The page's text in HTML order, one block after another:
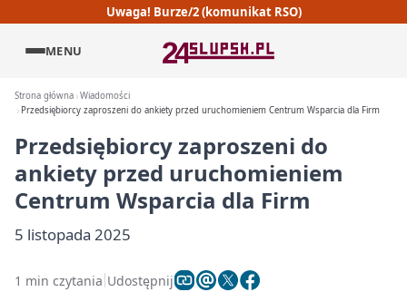
Uwaga! Burze/2 (komunikat RSO)
MENU
Strona główna Wiadomości
Przedsiębiorcy zaproszeni do ankiety przed uruchomieniem Centrum Wsparcia dla Firm
Przedsiębiorcy zaproszeni do
ankiety przed uruchomieniem
Centrum Wsparcia dla Firm
5 listopada 2025
1 min czytania Udostępnij